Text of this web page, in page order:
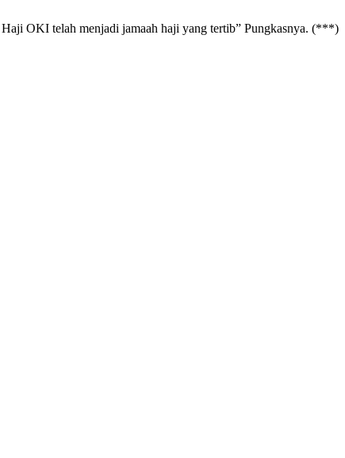
Haji OKI telah menjadi jamaah haji yang tertib” Pungkasnya. (***)